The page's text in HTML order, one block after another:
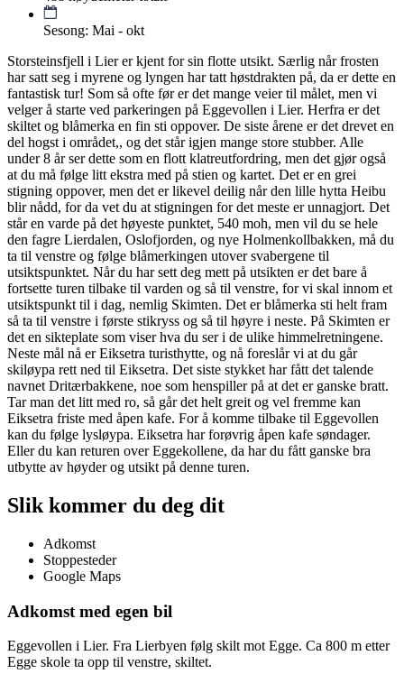
Sesong: Mai - okt
Storsteinsfjell i Lier er kjent for sin flotte utsikt. Særlig når frosten
har satt seg i myrene og lyngen har tatt høstdrakten på, da er dette en
fantastisk tur! Som så ofte før er det mange veier til målet, men vi
velger å starte ved parkeringen på Eggevollen i Lier. Herfra er det
skiltet og blåmerka en fin sti oppover. De siste årene er det drevet en
del hogst i området,, og det står igjen mange store stubber. Alle
under 8 år ser dette som en flott klatreutfordring, men det gjør også
at du må følge litt ekstra med på stien og kartet. Det er en grei
stigning oppover, men det er likevel deilig når den lille hytta Heibu
blir nådd, for da vet du at stigningen for det meste er unnagjort. Det
står en varde på det høyeste punktet, 540 moh, men vil du se hele
den fagre Lierdalen, Oslofjorden, og nye Holmenkollbakken, må du
ta til venstre og følge blåmerkingen utover svabergene til
utsiktspunktet. Når du har sett deg mett på utsikten er det bare å
fortsette turen tilbake til varden og så til venstre, for vi skal innom et
utsiktspunkt til i dag, nemlig Skimten. Det er blåmerka sti helt fram
så ta til venstre i første stikryss og så til høyre i neste. På Skimten er
det en sikteplate som viser hva du ser i de ulike himmelretningene.
Neste mål nå er Eiksetra turisthytte, og nå foreslår vi at du går
skiløypa rett ned til Eiksetra. Det siste stykket har fått det talende
navnet Dritærbakkene, noe som henspiller på at det er ganske bratt.
Tar man det litt med ro, så går det helt greit og vel fremme kan
Eiksetra friste med åpen kafe. For å komme tilbake til Eggevollen
kan du følge lysløypa. Eiksetra har forøvrig åpen kafe søndager.
Eller du kan returen over Eggekollene, da har du fått ganske bra
utbytte av høyder og utsikt på denne turen.
Slik kommer du deg dit
Adkomst
Stoppesteder
Google Maps
Adkomst med egen bil
Eggevollen i Lier. Fra Lierbyen følg skilt mot Egge. Ca 800 m etter
Egge skole ta opp til venstre, skiltet.